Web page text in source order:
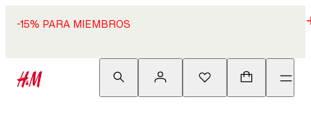
-15% PARA MIEMBROS